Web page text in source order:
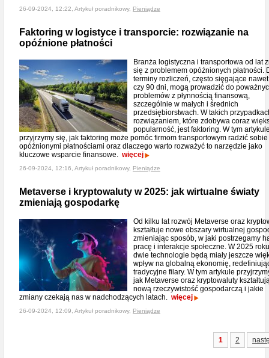
26-09-2024, 12:22, Artykuł poradnikowy, Pieniądze
Faktoring w logistyce i transporcie: rozwiązanie na
opóźnione płatności
Branża logistyczna i transportowa od lat
się z problemem opóźnionych płatności.
terminy rozliczeń, często sięgające
czy 90 dni, mogą prowadzić do
problemów z płynnością finansową,
szczególnie w małych i średnich
przedsiębiorstwach. W takich
rozwiązaniem, które zdobywa coraz
popularność, jest faktoring. W tym
przyjrzymy się, jak faktoring może pomóc firmom transportowym radzić sobie
opóźnionymi płatnościami oraz dlaczego warto rozważyć to narzędzie jako
kluczowe wsparcie finansowe. więcej
26-09-2024, 12:16, Artykuł poradnikowy, Pieniądze
Metaverse i kryptowaluty w 2025: jak wirtualne światy
zmieniają gospodarkę
Od kilku lat rozwój Metaverse oraz
kształtuje nowe obszary wirtualnej
zmieniając sposób, w jaki postrzegamy
pracę i interakcje społeczne. W 2025
dwie technologie będą miały jeszcze
wpływ na globalną ekonomię,
tradycyjne filary. W tym artykule
jak Metaverse oraz kryptowaluty
nową rzeczywistość gospodarczą i jakie
zmiany czekają nas w nadchodzących latach. więcej
26-09-2024, 12:09, Artykuł poradnikowy, Pieniądze
1 2